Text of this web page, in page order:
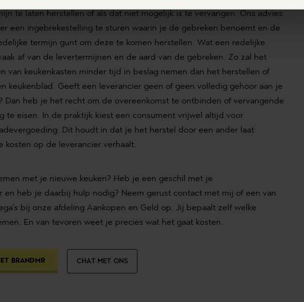
klikken ga je akkoord met het plaatsen van deze cookies.
te laten herstellen of als dat niet mogelijk is te vervangen. Ons advies
een ingebrekestelling te sturen waarin je de gebreken benoemt en de
termijn gunt om deze te komen herstellen. Wat een redelijke
af van de levertermijnen en de aard van de gebreken. Zo zal het
van keukenkasten minder tijd in beslag nemen dan het herstellen of
keukenblad. Geeft een leverancier geen of geen volledig gehoor aan je
Dan heb je het recht om de overeenkomst te ontbinden of vervangende
te eisen. In de praktijk kiest een consument vrijwel altijd voor
Dit houdt in dat je het herstel door een ander laat
kosten op de leverancier verhaalt.
met je nieuwe keuken? Heb je een geschil met je
en heb je daarbij hulp nodig? Neem gerust contact met mij of een van
bij onze afdeling Aankopen en Geld op. Jij bepaalt zelf welke
En van tevoren weet je precies wat het gaat kosten.
BRANDMR CHAT MET ONS